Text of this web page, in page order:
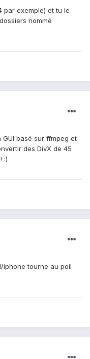
par exemple) et tu le
nommé
basé sur ffmpeg et
des DivX de 45
:)
iphone tourne au poil